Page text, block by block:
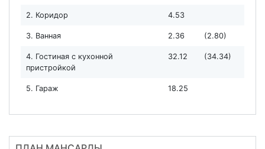
2. Коридор 4.53
3. Ванная 2.36 (2.80)
4. Гостиная с кухонной
пристройкой
32.12 (34.34)
5. Гараж 18.25